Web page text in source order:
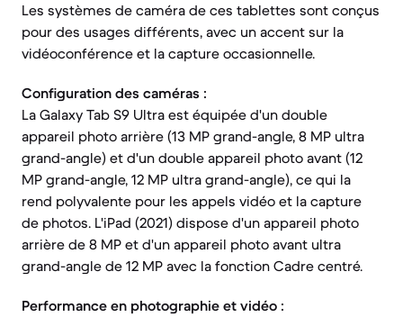
Les systèmes de caméra de ces tablettes sont conçus
pour des usages différents, avec un accent sur la
vidéoconférence et la capture occasionnelle.
Configuration des caméras :
La Galaxy Tab S9 Ultra est équipée d'un double
appareil photo arrière (13 MP grand-angle, 8 MP ultra
grand-angle) et d'un double appareil photo avant (12
MP grand-angle, 12 MP ultra grand-angle), ce qui la
rend polyvalente pour les appels vidéo et la capture
de photos. L'iPad (2021) dispose d'un appareil photo
arrière de 8 MP et d'un appareil photo avant ultra
grand-angle de 12 MP avec la fonction Cadre centré.
Performance en photographie et vidéo :